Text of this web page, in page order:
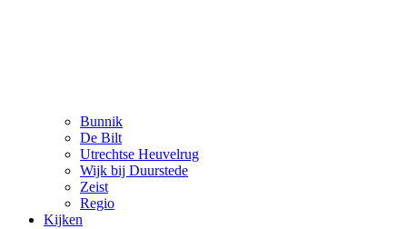
Bunnik
De Bilt
Utrechtse Heuvelrug
Wijk bij Duurstede
Zeist
Regio
Kijken